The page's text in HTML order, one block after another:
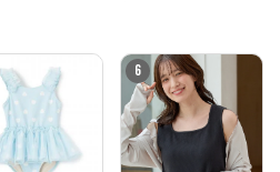
6
に、多くの人気ブランドをラ
を中心に、ライフスタイルを
イテムをご提案します。